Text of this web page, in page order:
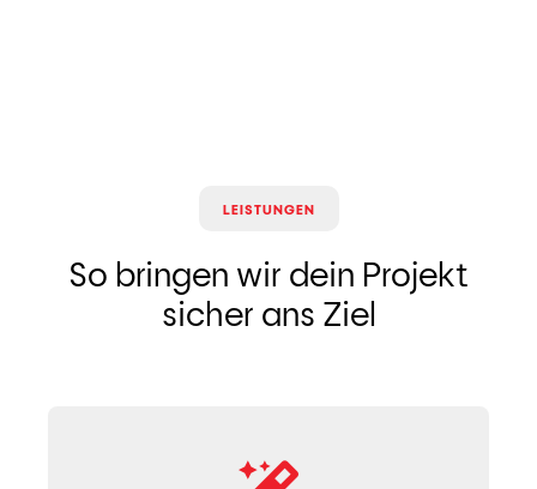
LEISTUNGEN
So bringen wir dein Projekt
sicher ans Ziel